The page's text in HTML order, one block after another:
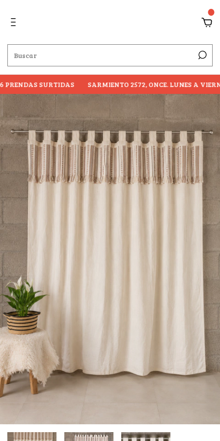
SURTIDAS SARMIENTO 2572, ONCE. LUNES A